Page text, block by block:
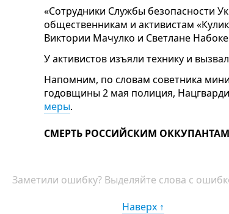
«Сотрудники Службы безопасности
общественникам и активистам
Виктории Мачулко и Светлане
У активистов изъяли технику и
Напомним, по словам советника
годовщины 2 мая полиция,
меры.
СМЕРТЬ РОССИЙСКИМ
Заметили ошибку? Выделяйте слова с
Наверх ↑